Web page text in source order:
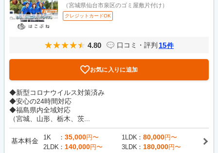
（宮城県仙台市泉区のゴミ屋敷片付け）
クレジットカードOK
4.80 口コミ・評判 15件
お気に入りに追加
◆新型コロナウイルス対策済み
◆安心の24時間対応
◆福島県内全域対応
（宮城、山形、栃木、茨...
基本料金 1K 35,000円〜 1LDK 80,000円〜
2LDK
140,000円〜 3LDK 180,000円〜